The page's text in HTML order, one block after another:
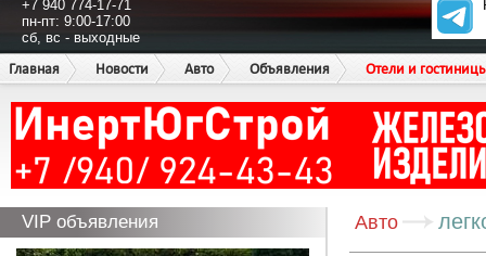
+7 940 774-17-71
пн-пт: 9:00-17:00
сб, вс - выходные
Главная
Новости Авто Объявления Отели и
VIP объявления Авто